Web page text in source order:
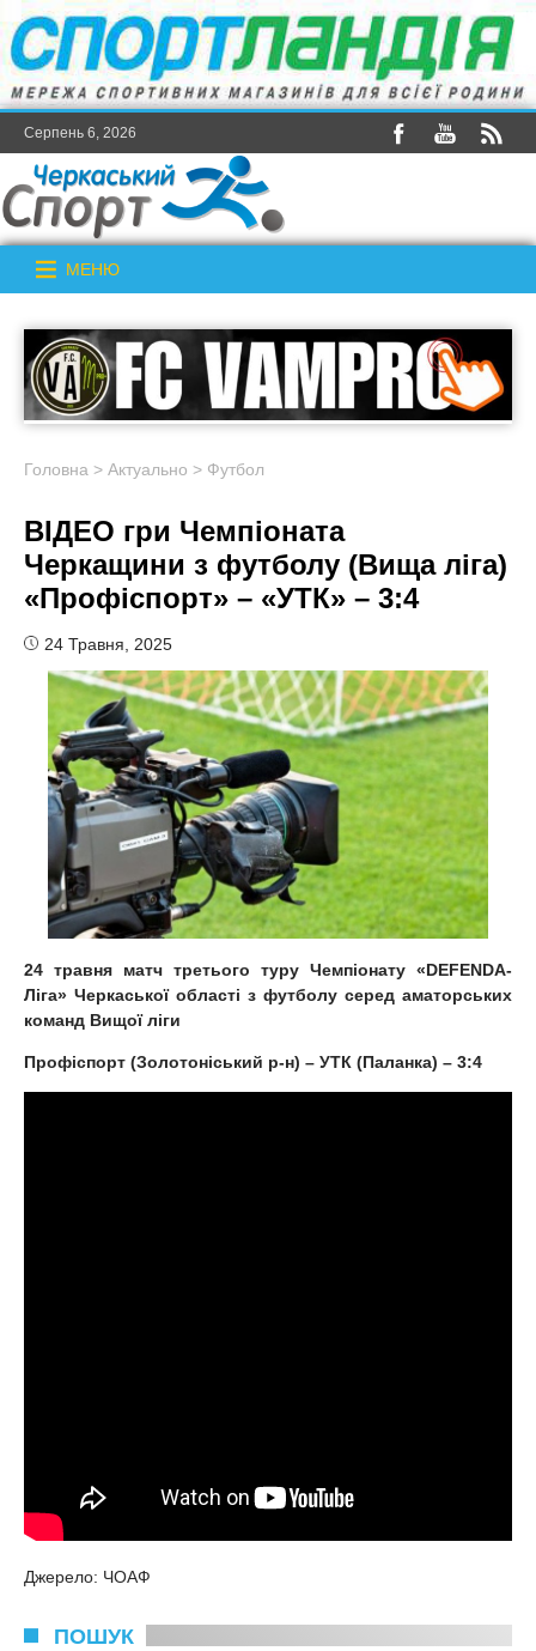
Серпень 6, 2026
МЕНЮ
Головна > Актуально > Футбол
ВІДЕО гри Чемпіоната
Черкащини з футболу (Вища ліга)
«Профіспорт» – «УТК» – 3:4
24 Травня, 2025
24 травня матч третього туру Чемпіонату «DEFENDA-
Ліга» Черкаської області з футболу серед аматорських
команд Вищої ліги
Профіспорт (Золотоніський р-н) – УТК (Паланка) – 3:4
Джерело: ЧОАФ
ПОШУК